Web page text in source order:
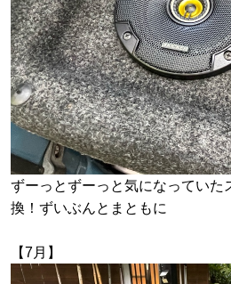
ずーっとずーっと気になっていた
換！ずいぶんとまともに
【7月】